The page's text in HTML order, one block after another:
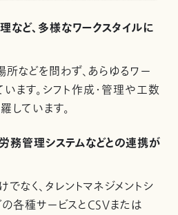
など、多様なワークスタイルに
などを問わず、あらゆるワー
ます。シフト作成・管理や工数
しています。
務管理システムなどとの連携が
なく、タレントマネジメントシ
の各種サービスとCSVまたは